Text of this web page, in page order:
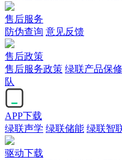
售后服务
防伪查询 意见反馈
售后政策
售后服务政策 绿联产品保
队
APP下载
绿联声学 绿联储能 绿联智
驱动下载